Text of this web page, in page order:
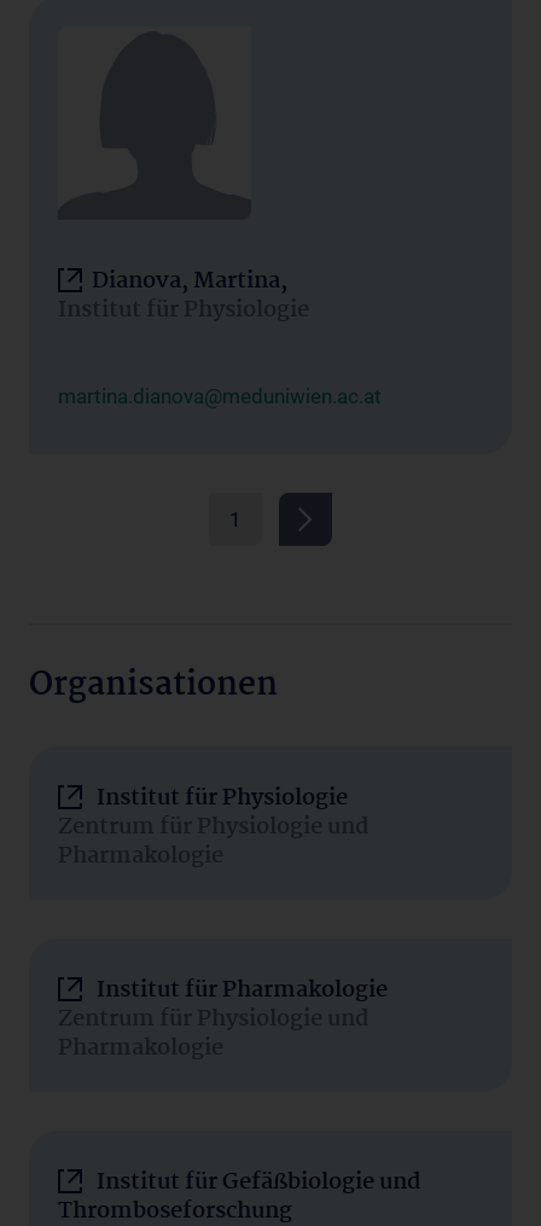
Dianova, Martina,
Institut für Physiologie
martina.dianova@meduniwien.ac.at
1
Organisationen
Institut für Physiologie
Zentrum für Physiologie und
Pharmakologie
Institut für Pharmakologie
Zentrum für Physiologie und
Pharmakologie
Institut für Gefäßbiologie und
Thromboseforschung